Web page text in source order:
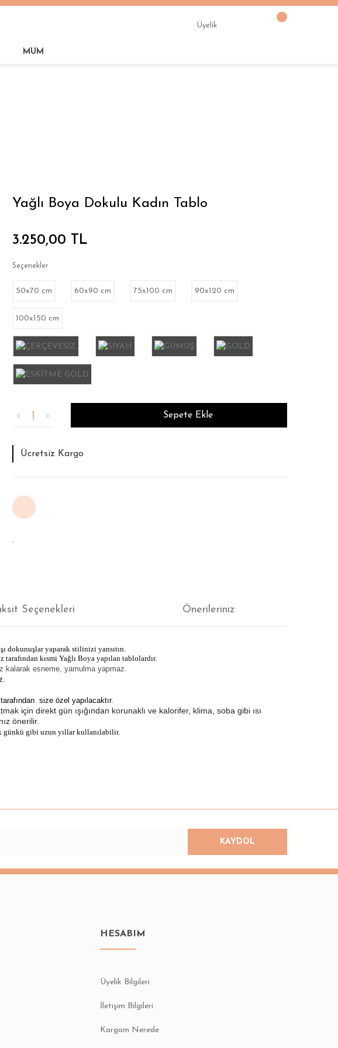
Üyelik
MUM
Yağlı Boya Dokulu Kadın Tablo
3.250,00 TL
Seçenekler
50x70 cm 60x90 cm 75x100 cm 90x120 cm
100x150 cm
Sepete Ekle
Tahmini Teslim Süresi : 12 İş Günü
Ücretsiz Kargo
Seçenekleri Önerileriniz
dokunuşlar yaparak stilinizi yansıtın.
kısmi Yağlı Boya yapılan tablolardır.
kalarak esneme, yamulma yapmaz.
size özel yapılacaktır.
için direkt gün ışığından korunaklı ve kalorifer, klima, soba gibi ısı
önerilir.
gibi uzun yıllar kullanılabilir.
KAYDOL
HESABIM
Üyelik Bilgileri
İletişim Bilgileri
Kargom Nerede